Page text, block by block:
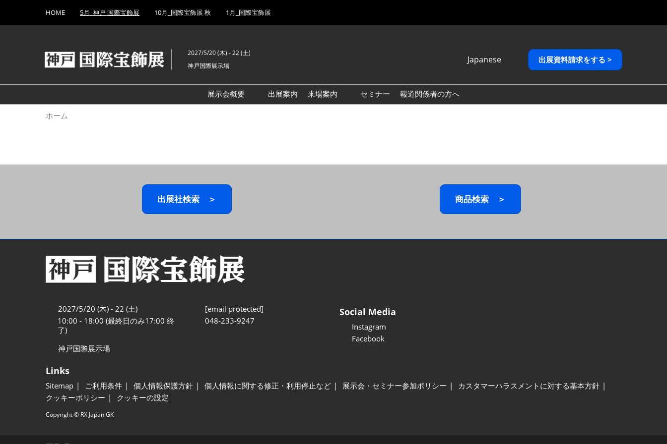
キ
し
て
to
HOME 5月_神戸 国際宝飾展 10月_国際宝飾展 秋 1月_国際宝飾展
2027/5/20 (木) - 22 (土)
神戸国際展示場
Japanese
English
繁體中文
出展資料請求をする >
展示会概要
出展案内
来場案内
セミナー 報道関係者の方へ
ホーム
出展社検索 ＞ 商品検索 ＞
2027/5/20 (木) - 22 (土)
10:00 - 18:00 (最終日のみ17:00 終
了)
神戸国際展示場
[email protected]
048-233-9247
Social Media
Instagram
Facebook
Links
Sitemap ご利用条件 個人情報保護方針 個人情報に関する修正・利用停止など 展示会・セミナー参加ポリシー
カスタマーハラスメントに対する基本方針
クッキーポリシー
クッキーの設定
Copyright © RX Japan GK